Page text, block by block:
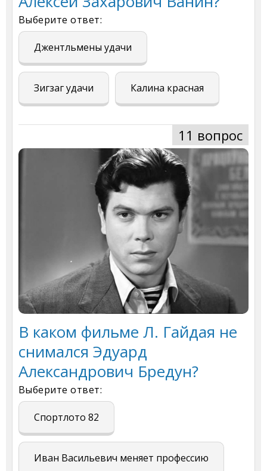
Выберите ответ:
Джентльмены удачи
Зигзаг удачи Калина красная
11 вопрос
В каком фильме Л. Гайдая не
снимался Эдуард
Александрович Бредун?
Выберите ответ:
Спортлото 82
Иван Васильевич меняет профессию